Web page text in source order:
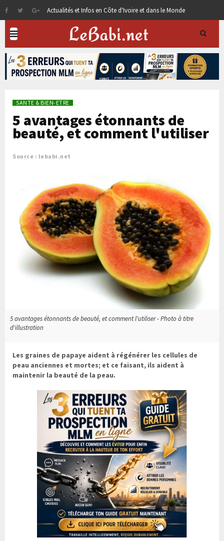
Actualités et Infos en Côte d'Ivoire et dans le Monde
SANTE & BIEN-ETRE
5 avantages étonnants de
beauté, et comment l'utiliser
Source : lebabi.net
5 avantages étonnants de beauté, et comment l'utiliser - Photo à titre
d'illustration
Les graines de papaye aident à régénérer les cellules de
peau anciennes et mortes; et ce faisant, ils aident à
maintenir la beauté de la peau.